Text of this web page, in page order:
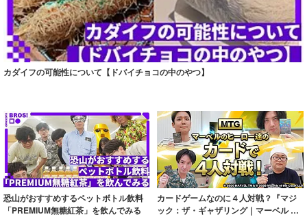
カダイフの可能性について【ドバイチョコの中のやつ】
恐山がおすすめするペットボトル飲料
「PREMIUM無糖紅茶」を飲んでみる
カードゲームなのに４人対戦？『マジ
ック：ザ・ギャザリング｜マーベル ス